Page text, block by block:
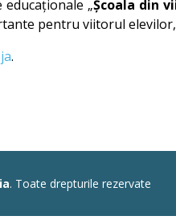
„Școala din
pentru viitorul
.
. Toate drepturile rezervate